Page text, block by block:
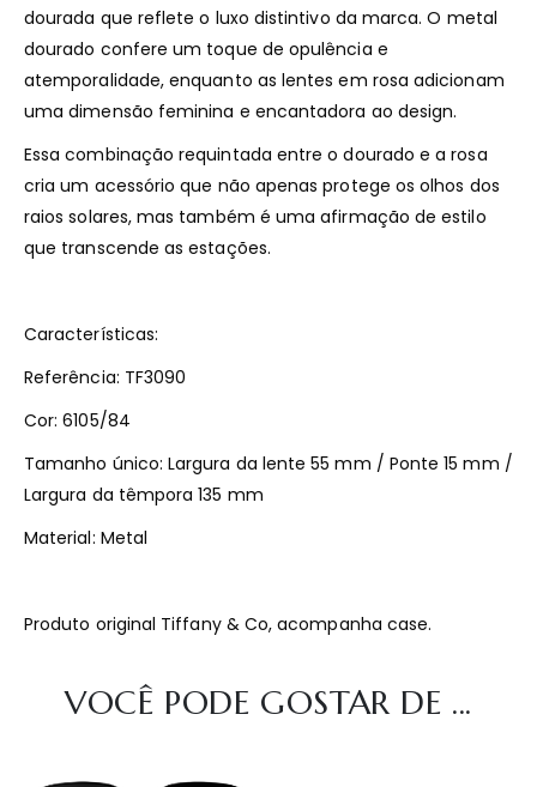
dourada que reflete o luxo distintivo da marca. O metal
dourado confere um toque de opulência e
atemporalidade, enquanto as lentes em rosa adicionam
uma dimensão feminina e encantadora ao design.
Essa combinação requintada entre o dourado e a rosa
cria um acessório que não apenas protege os olhos dos
raios solares, mas também é uma afirmação de estilo
que transcende as estações.
Características:
Referência: TF3090
Cor: 6105/84
Tamanho único: Largura da lente 55 mm / Ponte 15 mm /
Largura da têmpora 135 mm
Material: Metal
Produto original Tiffany & Co, acompanha case.
VOCÊ PODE GOSTAR DE ...